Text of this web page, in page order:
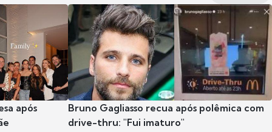
após
Bruno Gagliasso recua após polêmica com
drive-thru: "Fui imaturo"